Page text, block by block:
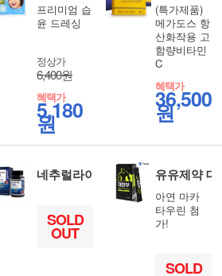
프리미엄 습
윤 드레싱
정상가
6,400원
혜택가
5,180
원
(특가제품)
메가도스 항
산화작용 고
함량비타민
C
혜택가
36,500
원
6매 네추럴라이즈 콘드로이친 1200 고
SOLD
OUT
유유제약
아연 마카
타우린 첨
가!
SOLD